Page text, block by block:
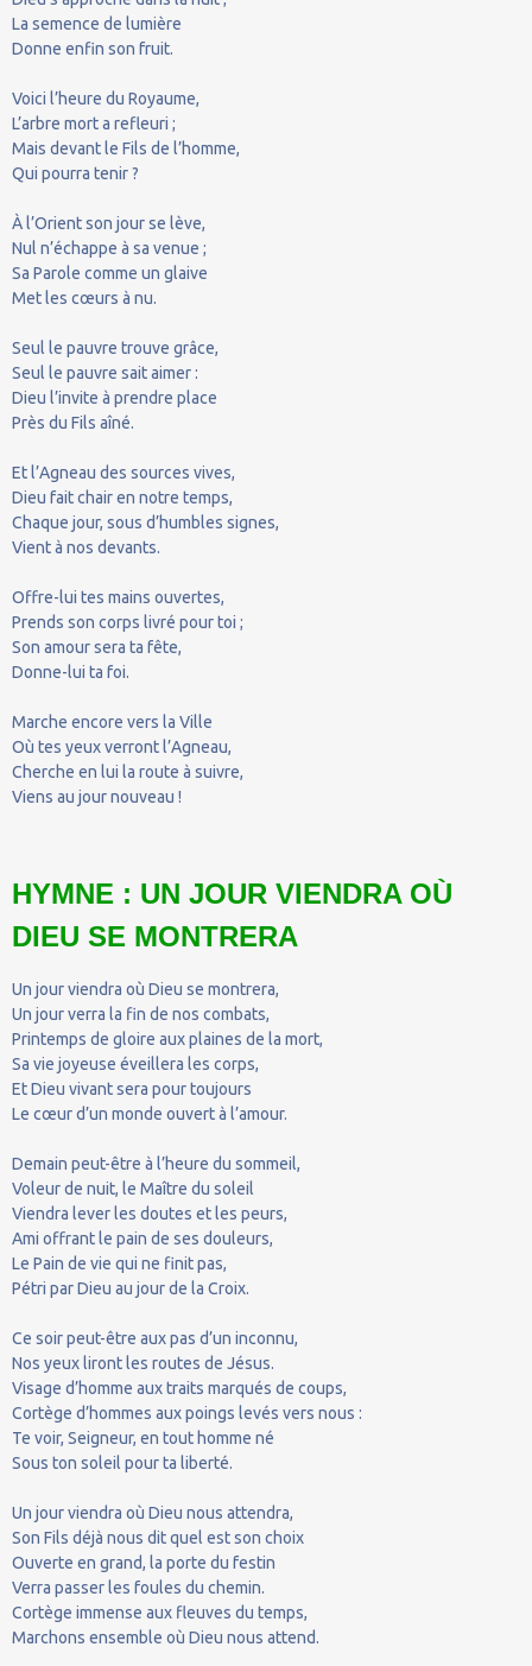
La semence de lumière
Donne enfin son fruit.
Voici l’heure du Royaume,
L’arbre mort a refleuri ;
Mais devant le Fils de l’homme,
Qui pourra tenir ?
À l’Orient son jour se lève,
Nul n’échappe à sa venue ;
Sa Parole comme un glaive
Met les cœurs à nu.
Seul le pauvre trouve grâce,
Seul le pauvre sait aimer :
Dieu l’invite à prendre place
Près du Fils aîné.
Et l’Agneau des sources vives,
Dieu fait chair en notre temps,
Chaque jour, sous d’humbles signes,
Vient à nos devants.
Offre-lui tes mains ouvertes,
Prends son corps livré pour toi ;
Son amour sera ta fête,
Donne-lui ta foi.
Marche encore vers la Ville
Où tes yeux verront l’Agneau,
Cherche en lui la route à suivre,
Viens au jour nouveau !
HYMNE : UN JOUR VIENDRA OÙ
DIEU SE MONTRERA
Un jour viendra où Dieu se montrera,
Un jour verra la fin de nos combats,
Printemps de gloire aux plaines de la mort,
Sa vie joyeuse éveillera les corps,
Et Dieu vivant sera pour toujours
Le cœur d’un monde ouvert à l’amour.
Demain peut-être à l’heure du sommeil,
Voleur de nuit, le Maître du soleil
Viendra lever les doutes et les peurs,
Ami offrant le pain de ses douleurs,
Le Pain de vie qui ne finit pas,
Pétri par Dieu au jour de la Croix.
Ce soir peut-être aux pas d’un inconnu,
Nos yeux liront les routes de Jésus.
Visage d’homme aux traits marqués de coups,
Cortège d’hommes aux poings levés vers nous :
Te voir, Seigneur, en tout homme né
Sous ton soleil pour ta liberté.
Un jour viendra où Dieu nous attendra,
Son Fils déjà nous dit quel est son choix
Ouverte en grand, la porte du festin
Verra passer les foules du chemin.
Cortège immense aux fleuves du temps,
Marchons ensemble où Dieu nous attend.